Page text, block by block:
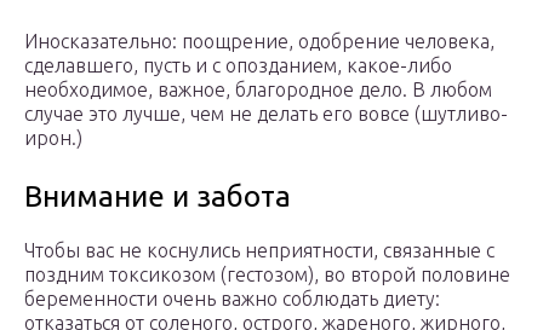
Иносказательно: поощрение, одобрение человека,
сделавшего, пусть и с опозданием, какое-либо
необходимое, важное, благородное дело. В любом
случае это лучше, чем не делать его вовсе (шутливо-
ирон.)
Внимание и забота
Чтобы вас не коснулись неприятности, связанные с
поздним токсикозом (гестозом), во второй половине
беременности очень важно соблюдать диету:
отказаться от соленого, острого, жареного, жирного,